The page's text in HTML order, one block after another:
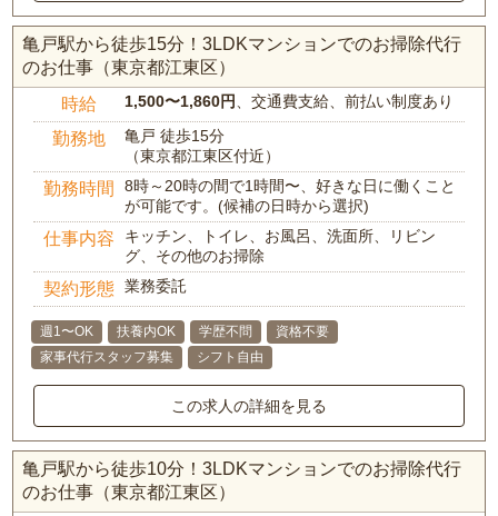
亀戸駅から徒歩15分！3LDKマンションでのお掃除代行
のお仕事（東京都江東区）
時給 1,500〜1,860円、交通費支給、前払い制度あり
勤務地
亀戸 徒歩15分
（東京都江東区付近）
勤務時間
8時～20時の間で1時間〜、好きな日に働くこと
が可能です。(候補の日時から選択)
仕事内容
キッチン、トイレ、お風呂、洗面所、リビン
グ、その他のお掃除
契約形態 業務委託
週1〜OK 扶養内OK 学歴不問
資格不要
家事代行スタッフ募集
シフト自由
この求人の詳細を見る
亀戸駅から徒歩10分！3LDKマンションでのお掃除代行
のお仕事（東京都江東区）